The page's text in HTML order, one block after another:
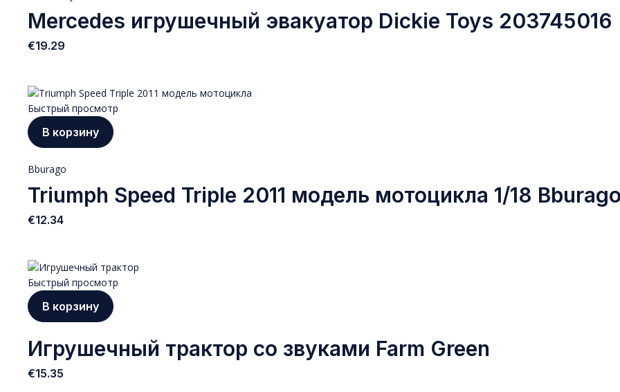
Mercedes игрушечный эвакуатор Dickie Toys 203745016
€19.29
Быстрый просмотр
В корзину
Bburago
Triumph Speed Triple 2011 модель мотоцикла 1/18
€12.34
Быстрый просмотр
В корзину
Игрушечный трактор со звуками Farm Green
€15.35